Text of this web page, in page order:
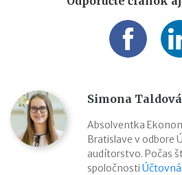
Simona Taldová
Absolventka
Bratislave v odbore
audítorstvo. Počas
spoločnosti